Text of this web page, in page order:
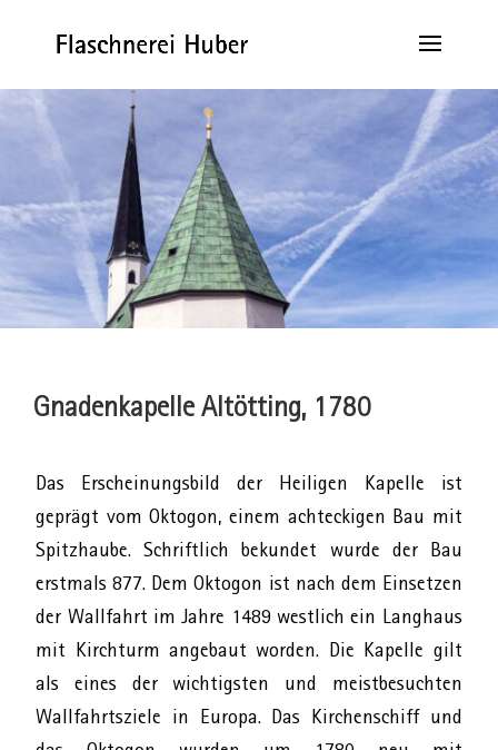
Gnadenkapelle Altötting, 1780
Das Erscheinungsbild der Heiligen Kapelle ist
geprägt vom Oktogon, einem achteckigen Bau mit
Spitzhaube. Schriftlich bekundet wurde der Bau
erstmals 877. Dem Oktogon ist nach dem Einsetzen
der Wallfahrt im Jahre 1489 westlich ein Langhaus
mit Kirchturm angebaut worden. Die Kapelle gilt
als eines der wichtigsten und meistbesuchten
Wallfahrtsziele in Europa. Das Kirchenschiff und